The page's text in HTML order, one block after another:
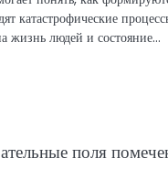
катастрофические
жизнь людей и состояние…
поля